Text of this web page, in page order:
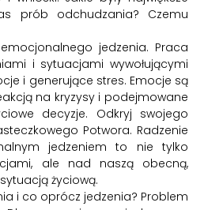
prób odchudzania? Czemu
jedzenia. Praca
i sytuacjami wywołującymi
i generujące stres. Emocje są
na kryzysy i podejmowane
decyzje. Odkryj swojego
Potwora. Radzenie
jedzeniem to nie tylko
ale nad naszą obecną,
sytuacją życiową.
i co oprócz jedzenia? Problem